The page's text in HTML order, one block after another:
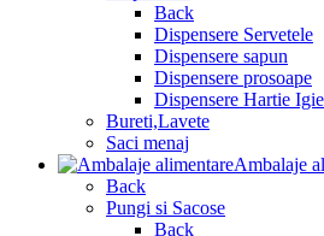
Back
Dispensere Servetele
Dispensere sapun
Dispensere prosoape
Dispensere Hartie
Bureti,Lavete
Saci menaj
Ambalaje
Back
Pungi si Sacose
Back